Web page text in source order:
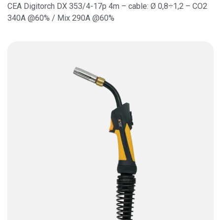
CEA Digitorch DX 353/4-17p 4m – cable: Ø 0,8÷1,2 – CO2
340A @60% / Mix 290A @60%